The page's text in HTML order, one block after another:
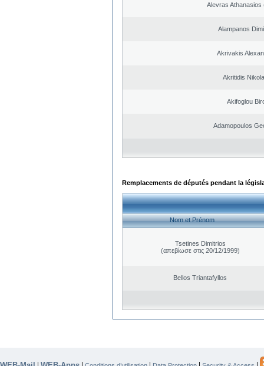
Alevras Athanasios
Alampanos
Akrivakis
Akritidis
Akifoglou
Adamopoulos
Remplacements de députés pendant la
Nom et Prénom
Tsetines Dimitrios
(απεβίωσε στις 20/12/1999)
Bellos Triantafyllos
| | | | |